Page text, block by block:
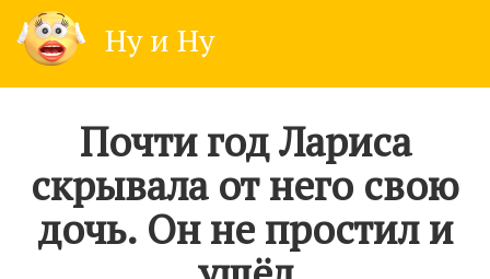
content
Ну и Ну
Почти год Лариса
скрывала от него свою
дочь. Он не простил и